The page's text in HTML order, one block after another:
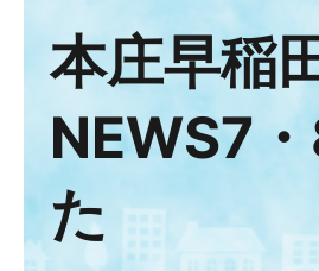
本庄早稲
NEWS7
た